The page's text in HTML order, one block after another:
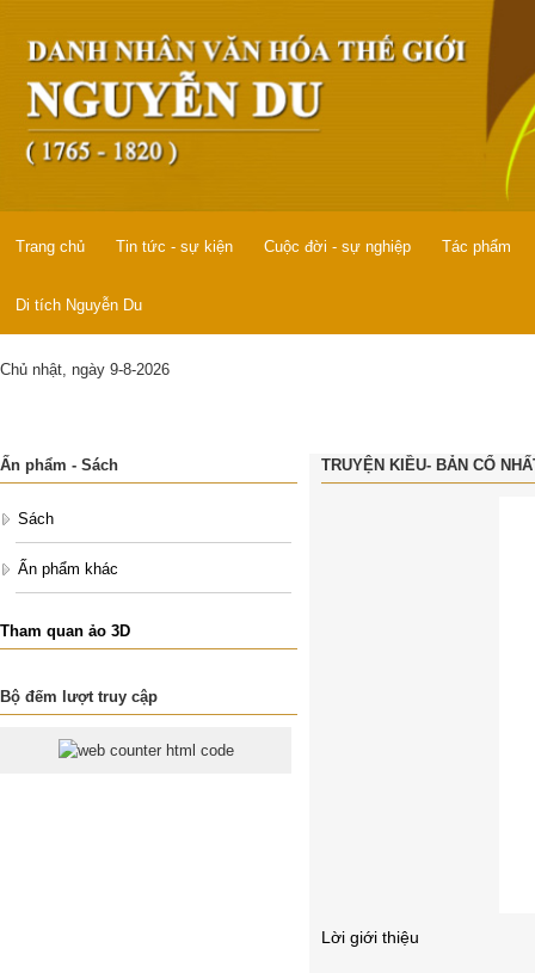
Trang chủ Tin tức - sự kiện Cuộc đời - sự nghiệp Tác phẩm
Di tích Nguyễn Du
Chủ nhật, ngày 9-8-2026
Ấn phẩm - Sách
Sách
Ấn phẩm khác
Tham quan ảo 3D
Bộ đếm lượt truy cập
TRUYỆN KIỀU- BẢN CỔ
Lời giới thiệu